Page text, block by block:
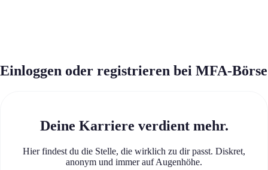
Einloggen oder registrieren bei MFA-Börse
Deine Karriere verdient mehr.
Hier findest du die Stelle, die wirklich zu dir passt. Diskret,
anonym und immer auf Augenhöhe.